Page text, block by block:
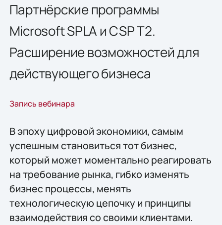
Партнёрские программы
Microsoft SPLA и CSP T2.
Расширение возможностей для
действующего бизнеса
Запись вебинара
В эпоху цифровой экономики, самым
успешным становиться тот бизнес,
который может моментально реагировать
на требование рынка, гибко изменять
бизнес процессы, менять
технологическую цепочку и принципы
взаимодействия со своими клиентами.